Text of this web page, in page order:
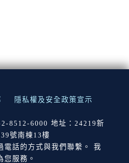
隱私權及安全政策宣示
8512-6000 地址：24219新
號南棟13樓
電話的方式與我們聯繫。 我
您服務。